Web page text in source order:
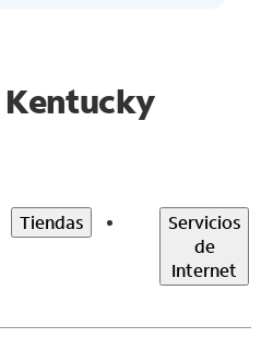
Kentucky
Tiendas
Servicios
de
Internet